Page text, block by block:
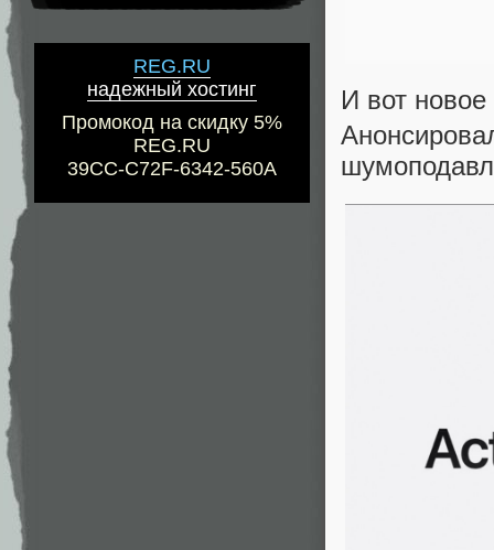
REG.RU
надежный хостинг
Промокод на скидку 5%
REG.RU
39CC-C72F-6342-560A
И вот